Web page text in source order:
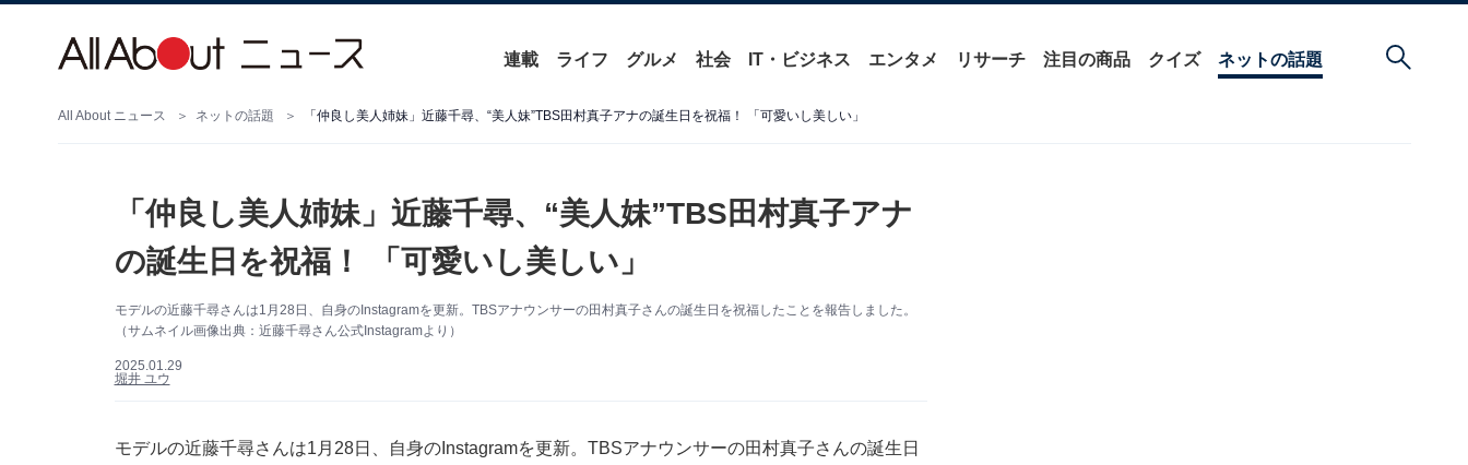
連載 ライフ グルメ 社会 IT・ビジネス エンタメ リサーチ 注目の商品 クイズ ネットの話題
All About ニュース ネットの話題 「仲良し美人姉妹」近藤千尋、“美人妹”TBS田村真子アナの誕生日を祝福！ 「可愛いし美しい」
「仲良し美人姉妹」近藤千尋、“美人妹”TBS田村真子アナ
の誕生日を祝福！ 「可愛いし美しい」
モデルの近藤千尋さんは1月28日、自身のInstagramを更新。TBSアナウンサーの田村真子さんの誕生日を祝福したことを報告しました。
（サムネイル画像出典：近藤千尋さん公式Instagramより）
2025.01.29
堀井 ユウ
モデルの近藤千尋さんは1月28日、自身のInstagramを更新。TBSアナウンサーの田村真子さんの誕生日